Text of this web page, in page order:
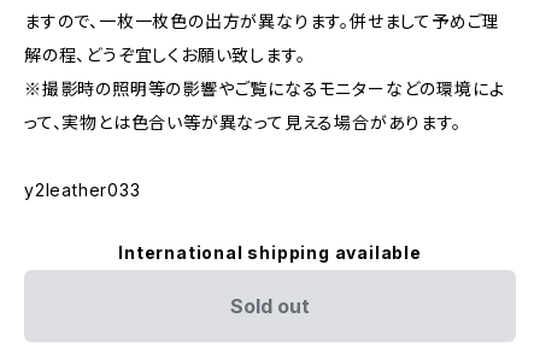
ますので、一枚一枚色の出方が異なります。併せまして予めご理
解の程、どうぞ宜しくお願い致します。
※撮影時の照明等の影響やご覧になるモニターなどの環境によ
って、実物とは色合い等が異なって見える場合があります。
y2leather033
International shipping available
Sold out